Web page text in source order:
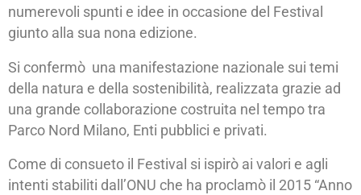
numerevoli spunti e idee in occasione del Festival
giunto alla sua nona edizione.
Si confermò una manifestazione nazionale sui temi
della natura e della sostenibilità, realizzata grazie ad
una grande collaborazione costruita nel tempo tra
Parco Nord Milano, Enti pubblici e privati.
Come di consueto il Festival si ispirò ai valori e agli
intenti stabiliti dall’ONU che ha proclamò il 2015 “Anno